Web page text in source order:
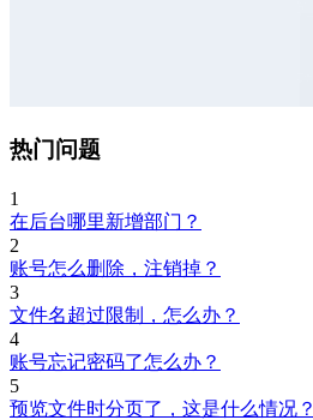
热门问题
1
在后台哪里新增部门？
2
账号怎么删除，注销掉？
3
文件名超过限制，怎么办？
4
账号忘记密码了怎么办？
5
预览文件时分页了，这是什么情况？